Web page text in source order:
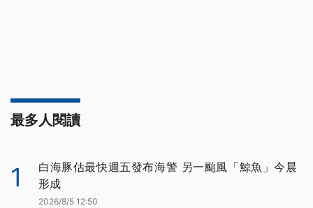
最多人閱讀
1
白海豚估最快週五發布海警 另一颱風「鯨魚」今晨
形成
2026/8/5 12:50